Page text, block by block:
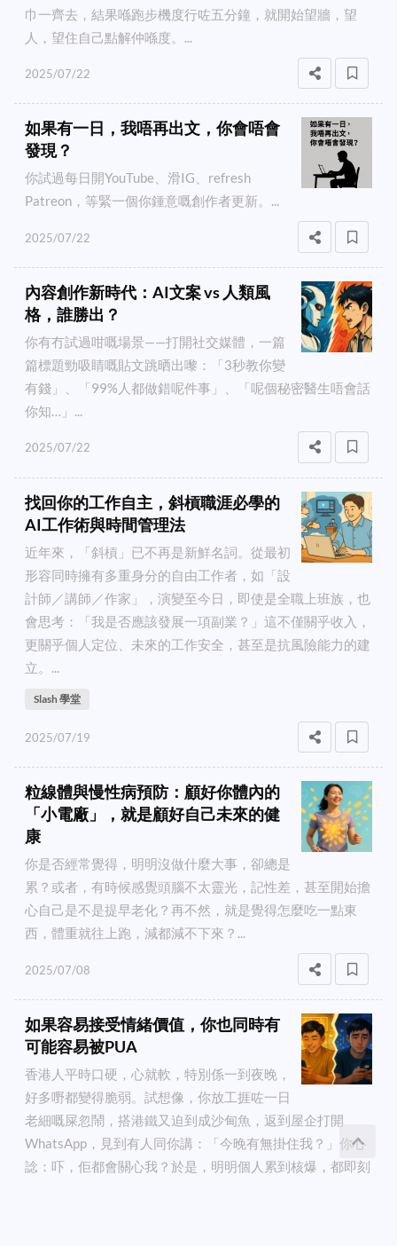
巾一齊去，結果喺跑步機度行咗五分鐘，就開始望牆，望
人，望住自己點解仲喺度。...
2025/07/22
如果有一日，我唔再出文，你會唔會
發現？
你試過每日開YouTube、滑IG、refresh
Patreon，等緊一個你鍾意嘅創作者更新。...
2025/07/22
內容創作新時代：AI文案 vs 人類風
格，誰勝出？
你有冇試過咁嘅場景——打開社交媒體，一篇
篇標題勁吸睛嘅貼文跳晒出嚟：「3秒教你變
有錢」、「99%人都做錯呢件事」、「呢個秘密醫生唔會話
你知…」...
2025/07/22
找回你的工作自主，斜槓職涯必學的
AI工作術與時間管理法
近年來，「斜槓」已不再是新鮮名詞。從最初
形容同時擁有多重身分的自由工作者，如「設
計師／講師／作家」，演變至今日，即使是全職上班族，也
會思考：「我是否應該發展一項副業？」這不僅關乎收入，
更關乎個人定位、未來的工作安全，甚至是抗風險能力的建
立。...
Slash 學堂
2025/07/19
粒線體與慢性病預防：顧好你體內的
「小電廠」，就是顧好自己未來的健
康
你是否經常覺得，明明沒做什麼大事，卻總是
累？或者，有時候感覺頭腦不太靈光，記性差，甚至開始擔
心自己是不是提早老化？再不然，就是覺得怎麼吃一點東
西，體重就往上跑，減都減不下來？...
2025/07/08
如果容易接受情緒價值，你也同時有
可能容易被PUA
香港人平時口硬，心就軟，特別係一到夜晚，
好多嘢都變得脆弱。試想像，你放工捱咗一日
老細嘅屎忽鬧，搭港鐵又迫到成沙甸魚，返到屋企打開
WhatsApp，見到有人同你講：「今晚有無掛住我？」你心
諗：吓，佢都會關心我？於是，明明個人累到核爆，都即刻